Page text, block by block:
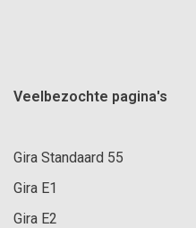
Veelbezochte pagina's
Gira Standaard 55
Gira E1
Gira E2